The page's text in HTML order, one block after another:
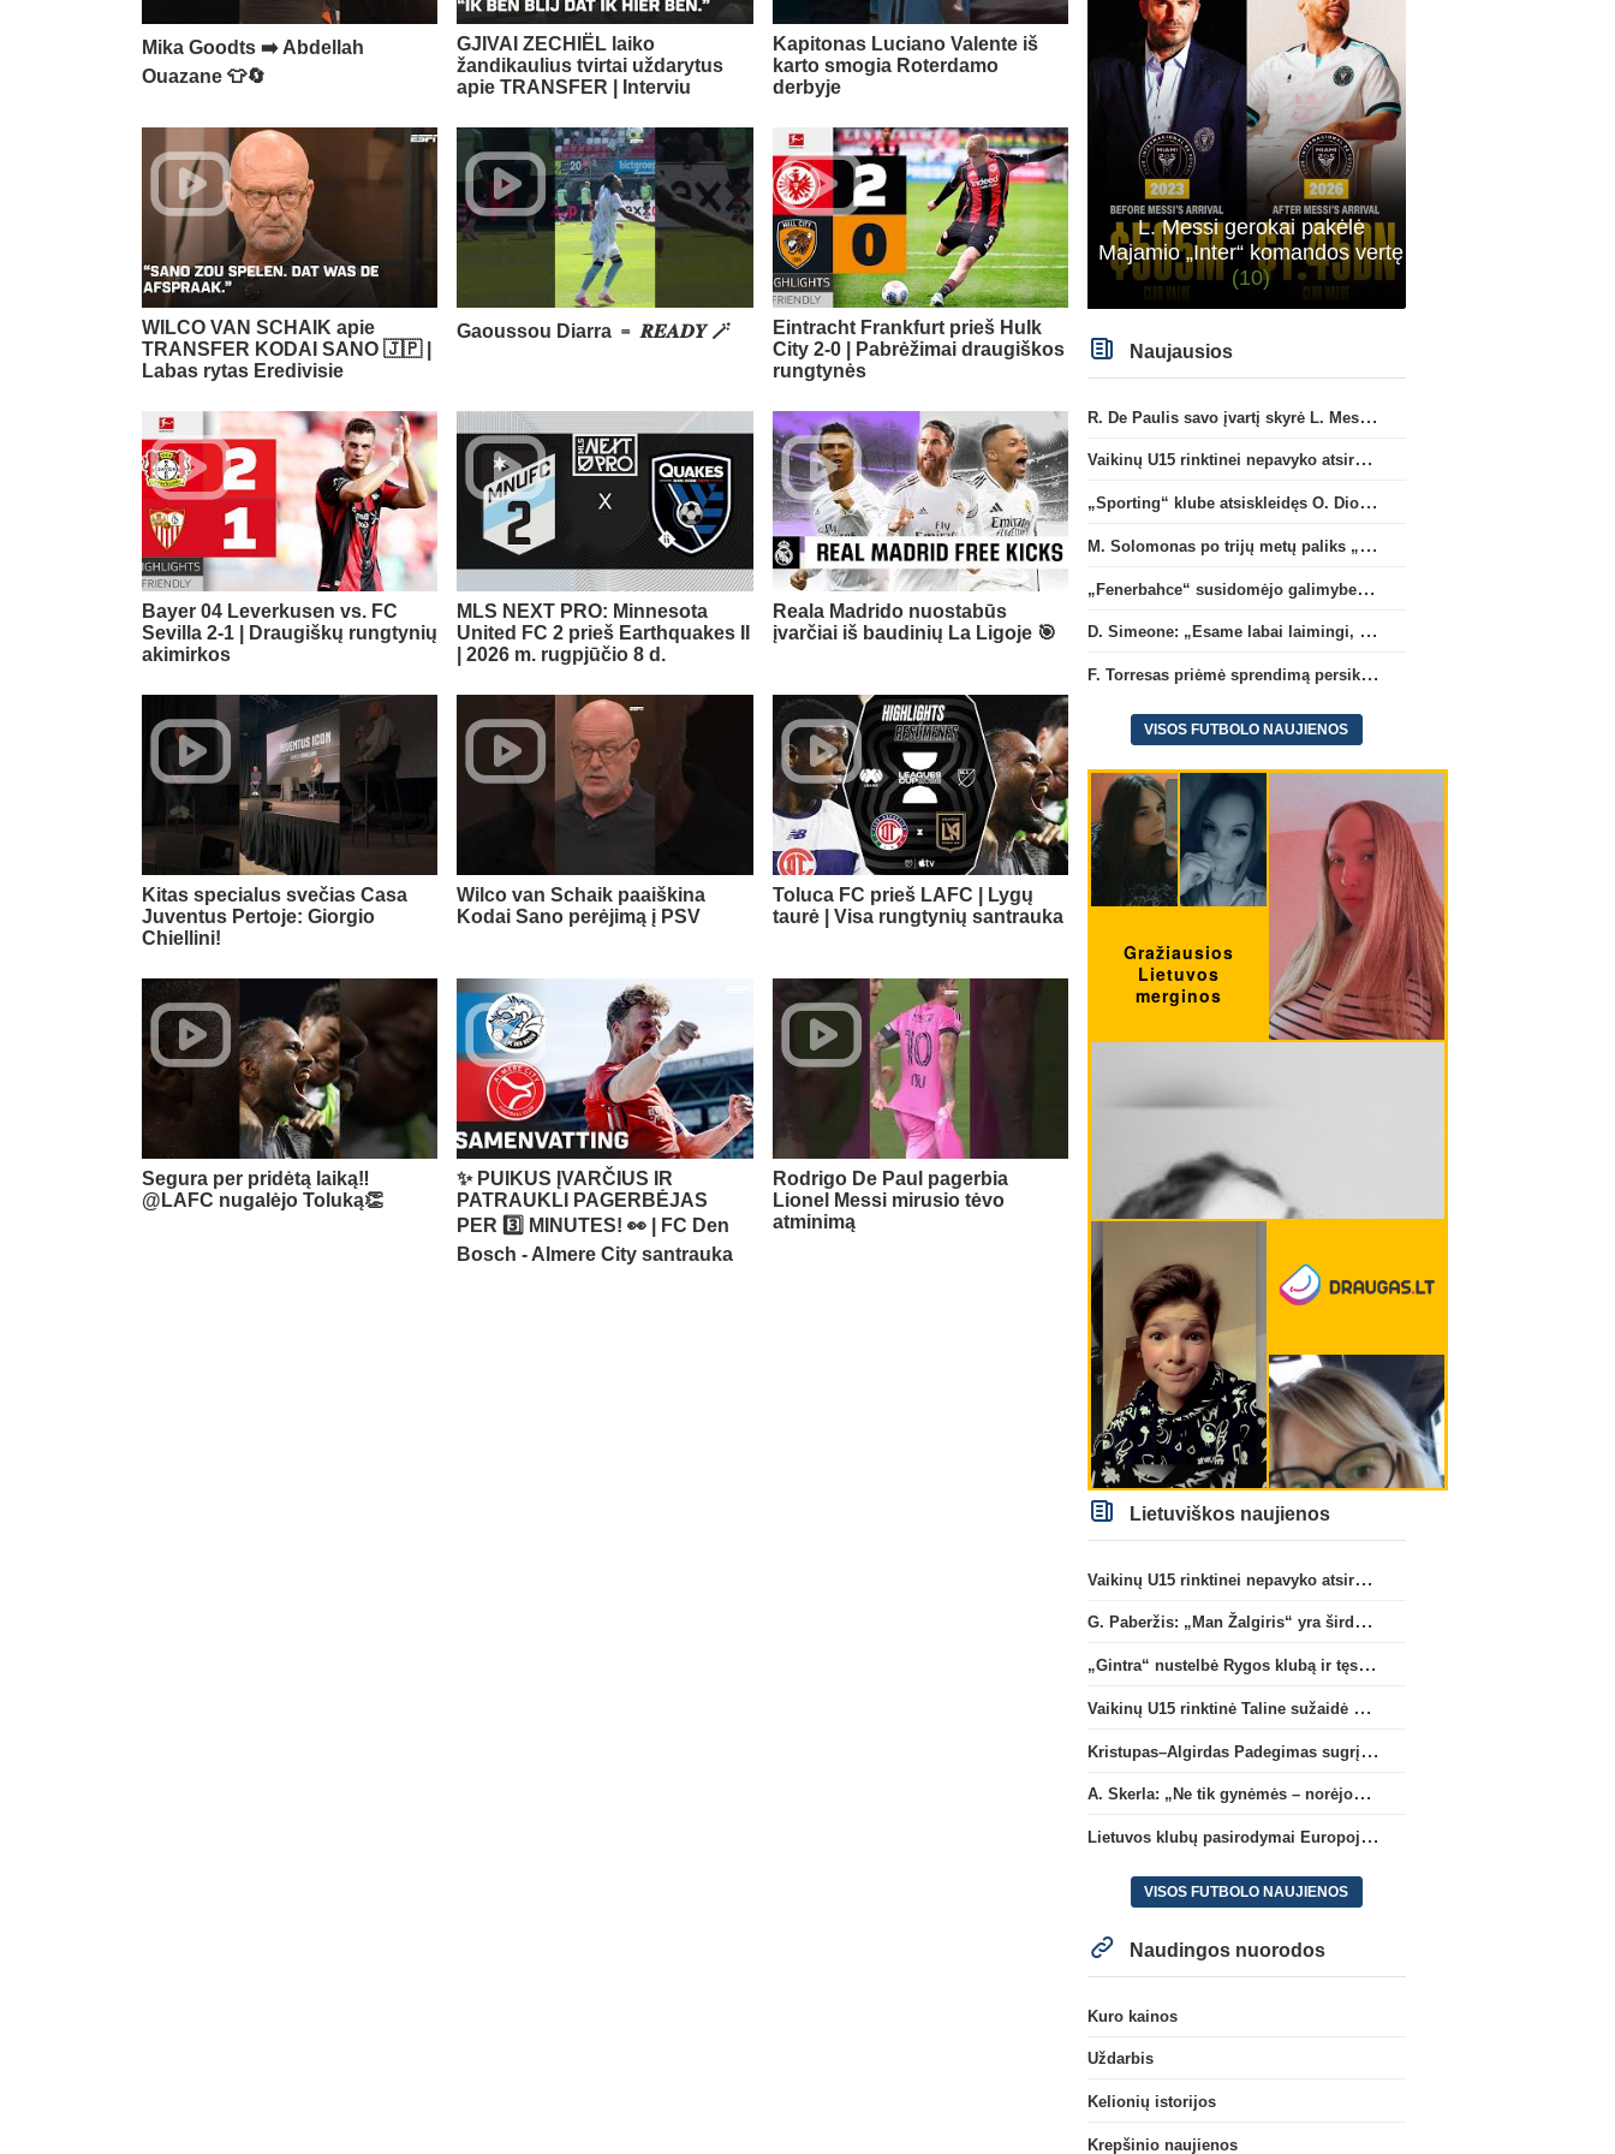
Mika Goodts ➡️ Abdellah
Ouazane 👕🔄
GJIVAI ZECHIËL laiko
žandikaulius tvirtai uždarytus
apie TRANSFER | Interviu
Kapitonas Luciano Valente iš
karto smogia Roterdamo
derbyje
WILCO VAN SCHAIK apie
TRANSFER KODAI SANO 🇯🇵 |
Labas rytas Eredivisie
Gaoussou Diarra ﹦ 𝑹𝑬𝑨𝑫𝒀 🪄
Eintracht Frankfurt prieš Hulk
City 2-0 | Pabrėžimai draugiškos
rungtynės
Bayer 04 Leverkusen vs. FC
Sevilla 2-1 | Draugiškų rungtynių
akimirkos
MLS NEXT PRO: Minnesota
United FC 2 prieš Earthquakes II
| 2026 m. rugpjūčio 8 d.
Reala Madrido nuostabūs
įvarčiai iš baudinių La Ligoje 🎯
Kitas specialus svečias Casa
Juventus Pertoje: Giorgio
Chiellini!
Wilco van Schaik paaiškina
Kodai Sano perėjimą į PSV
Toluca FC prieš LAFC | Lygų
taurė | Visa rungtynių santrauka
Segura per pridėtą laiką‼️ ​
@LAFC nugalėjo Toluką👏
✨ PUIKUS ĮVARČIUS IR
PATRAUKLI PAGERBĖJAS
PER 3️⃣ MINUTES! 👀 | FC Den
Bosch - Almere City santrauka
Rodrigo De Paul pagerbia
Lionel Messi mirusio tėvo
atminimą
pasistiprino. Cucurrlla bus siaubas manau Real
komandoje. Kažkaip man atrodo vėl bus
gynyboje ne kažkas.
L. Messi gerokai pakėlė
Majamio „Inter“ komandos vertę
(10)
Naujausios
R. De Paulis savo įvartį skyrė L. Messi mirusiam tėčiui Jorge
Vaikinų U15 rinktinei nepavyko atsirevanšuoti estams
„Sporting“ klube atsiskleidęs O. Diomande papildys „Nottingham“ gretas
M. Solomonas po trijų metų paliks „Tottenham“ ir papildys „West Ham“ klubą
„Fenerbahce“ susidomėjo galimybe įsigyti R. Lukaku
D. Simeone: „Esame labai laimingi, kad turime J. Alvarezą“
F. Torresas priėmė sprendimą persikelti į PSG ekipą
VISOS FUTBOLO NAUJIENOS
Lietuviškos naujienos
Vaikinų U15 rinktinei nepavyko atsirevanšuoti estams
G. Paberžis: „Man Žalgiris“ yra širdyje“
„Gintra“ nustelbė Rygos klubą ir tęs kovas UEFA Europos taurės atrankoje
Vaikinų U15 rinktinė Taline sužaidė pirmąsias kontrolines rungtynes
Kristupas–Algirdas Padegimas sugrįžta į FC „Hegelmann” B sudėtį
A. Skerla: „Ne tik gynėmės – norėjome atakuoti“
Lietuvos klubų pasirodymai Europoje: patirti pralaimėjimai Kroatijos atstovams
VISOS FUTBOLO NAUJIENOS
Naudingos nuorodos
Kuro kainos
Uždarbis
Kelionių istorijos
Krepšinio naujienos